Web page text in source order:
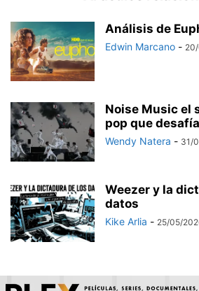
Análisis de
Edwin Marcano -
Noise Music el
pop que
Wendy Natera - 31/
Weezer y la
datos
Kike Arlia - 25/05/